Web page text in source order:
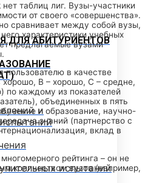
ДЛЯ АБИТУРИЕНТОВ
и
испытаний
таблиц лиг. Вузы-участники
от своего «совершенства».
сравнивает между собой вузы,
характеристики учебных
предлагаемые вузами
пользователю в качестве
B – хорошо, C – средне,
по каждому из показателей
объединенных в пять
и образование, научно-
знаний (партнерство с
вклад в
рейтинга – он не
количеством вузов (например,